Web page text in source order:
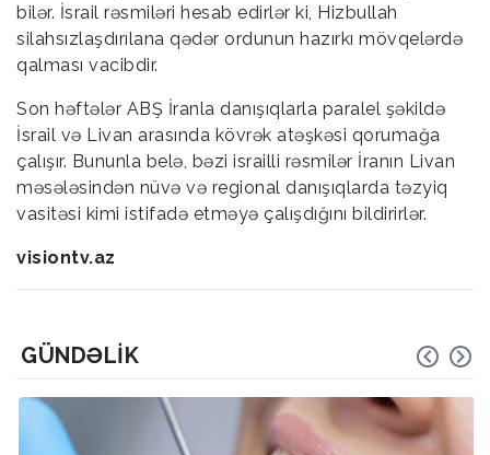
bilər. İsrail rəsmiləri hesab edirlər ki, Hizbullah
silahsızlaşdırılana qədər ordunun hazırkı mövqelərdə
qalması vacibdir.
Son həftələr ABŞ İranla danışıqlarla paralel şəkildə
İsrail və Livan arasında kövrək atəşkəsi qorumağa
çalışır. Bununla belə, bəzi israilli rəsmilər İranın Livan
məsələsindən nüvə və regional danışıqlarda təzyiq
vasitəsi kimi istifadə etməyə çalışdığını bildirirlər.
visiontv.az
GÜNDƏLIK